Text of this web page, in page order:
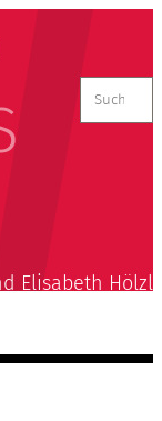
nach:
Elisabeth Hölzl